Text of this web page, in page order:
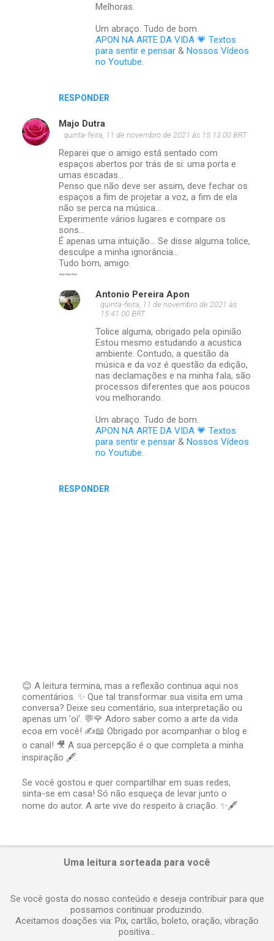
RESPONDER
Melhoras.
Um abraço. Tudo de bom.
APON NA ARTE DA VIDA 💗 Textos
para sentir e pensar & Nossos Vídeos
no Youtube
Majo Dutra
quinta-feira, 11 de novembro de 2021 às 15:13:00 BRT
Reparei que o amigo está sentado com
espaços abertos por trás de si: uma porta e
umas escadas...
Penso que não deve ser assim, deve fechar os
espaços a fim de projetar a voz, a fim de ela
não se perca na música...
Experimente vários lugares e compare os
sons...
É apenas uma intuição... Se disse alguma tolice,
desculpe a minha ignorância...
Tudo bom, amigo.
~~~
RESPONDER
Antonio Pereira Apon
quinta-feira, 11 de novembro de 2021 às
15:41:00 BRT
Tolice alguma, obrigado pela opinião.
Estou mesmo estudando a acustica
ambiente. Contudo, a questão da
música e da voz é questão da edição,
nas declamações e na minha fala, são
processos diferentes que aos poucos
vou melhorando.
Um abraço. Tudo de bom.
APON NA ARTE DA VIDA 💗 Textos
para sentir e pensar & Nossos Vídeos
no Youtube
P
o
s
t
a
r
u
c
o
m
😊 A leitura termina, mas a reflexão continua aqui nos
comentários. ✨ Que tal transformar sua visita em uma
conversa? Deixe seu comentário, sua interpretação ou
apenas um 'oi'. 💬🌹 Adoro saber como a arte da vida
ecoa em você! ✍️📖 Obrigado por acompanhar o blog e
o canal! 🎥 A sua percepção é o que completa a minha
inspiração 🖋️.
Se você gostou e quer compartilhar em suas redes,
sinta-se em casa! Só não esqueça de levar junto o
nome do autor. A arte vive do respeito à criação. ✨🖋️
Uma leitura sorteada para você
Se você gosta do nosso conteúdo e deseja contribuir para que
possamos continuar produzindo.
Aceitamos doações via: Pix, cartão, boleto, oração, vibração
positiva...